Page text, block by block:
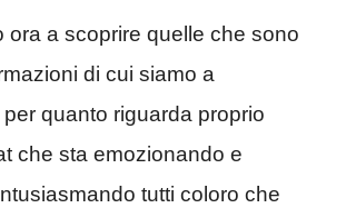
ora a scoprire quelle che sono
di cui siamo a
quanto riguarda proprio
che sta emozionando e
tutti coloro che